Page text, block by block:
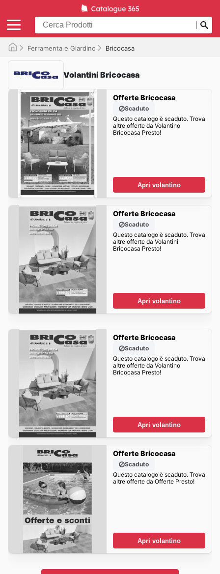
Ferramenta e Giardino Bricocasa
Volantini Bricocasa
Offerte Bricocasa
Scaduto
Questo catalogo è scaduto. Trova
altre offerte da Volantino
Bricocasa Presto!
Apri volantino
Offerte Bricocasa
Scaduto
Questo catalogo è scaduto. Trova
altre offerte da Volantini
Bricocasa Presto!
Apri volantino
Offerte Bricocasa
Scaduto
Questo catalogo è scaduto. Trova
altre offerte da Volantino
Bricocasa Presto!
Apri volantino
Offerte Bricocasa
Scaduto
Questo catalogo è scaduto. Trova
altre offerte da Offerte Presto!
Apri volantino